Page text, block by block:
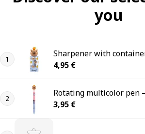
you
1
Sharpener with
Regular price
4,95 €
2
Rotating multicolor pen
Regular price
3,95 €